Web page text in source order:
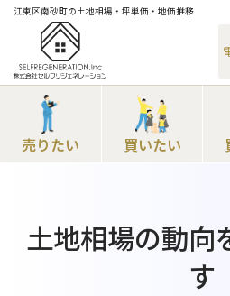
江東区南砂町の土地相場・坪単価・地価推移
売りたい 買いたい
土地相場の動向
す